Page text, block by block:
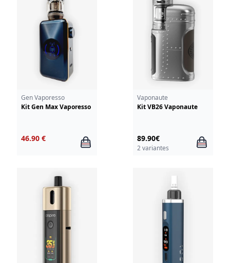
Gen Vaporesso
Kit Gen Max Vaporesso
46.90 €
Vaponaute
Kit VB26 Vaponaute
89.90€
2 variantes